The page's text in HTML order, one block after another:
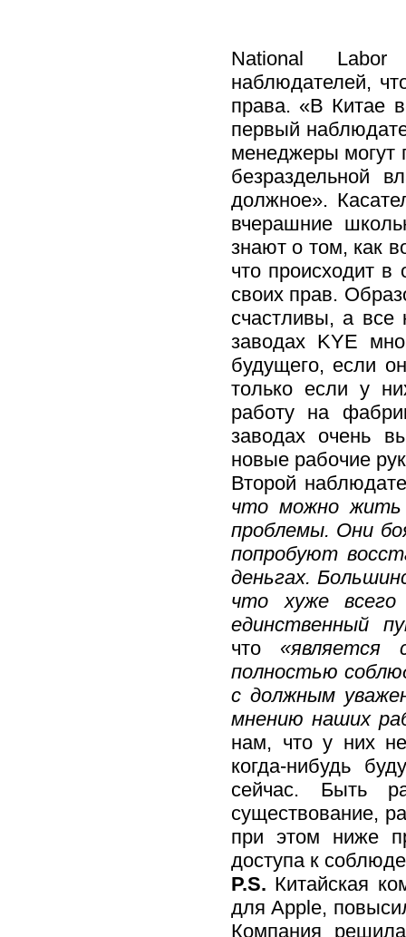
National Labor
наблюдателей,
права. «В Китае
первый
менеджеры могут
безраздельной
должное».
вчерашние
знают о том, как
что происходит
своих прав.
счастливы, а все
заводах KYE
будущего, если
только если у
работу на
заводах очень
новые рабочие
Второй
что можно жить
проблемы. Они
попробуют
деньгах.
что хуже
единственный
что «является
полностью
с должным
мнению наших
нам, что у них
когда-нибудь
сейчас. Быть
существование,
при этом ниже
доступа к
P.S. Китайская
для Apple,
Компания